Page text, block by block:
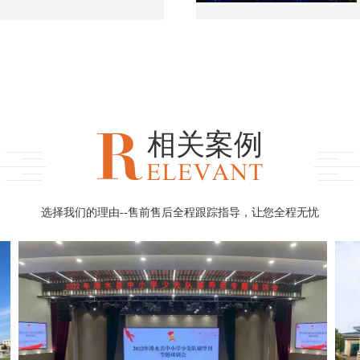
相关案例
选择我们的理由--售前售后全程跟踪指导，让您全程无忧